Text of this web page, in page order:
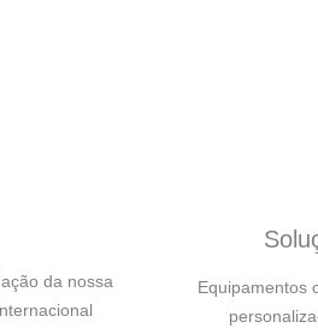
da nossa
Equipamentos